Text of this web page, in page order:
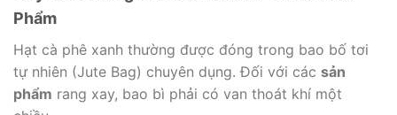
Phẩm
Hạt cà phê xanh thường được đóng trong bao bố tơi
tự nhiên (Jute Bag) chuyên dụng. Đối với các sản
phẩm rang xay, bao bì phải có van thoát khí một